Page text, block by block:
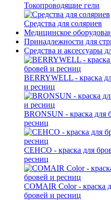
Токопроводящие гели
Средства для соляриев
Медицинское
Принадлежности для
Средства и аксессуары
BERRYWELL - краска
и ресниц
BRONSUN - краска для
ресниц
CEHCO - краска для
ресниц
COMAIR Color - краска
бровей и ресниц